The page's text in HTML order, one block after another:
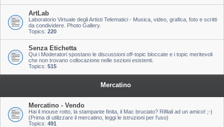
ArtLab
Laboratorio Virtuale degli Artisti Telematici - Musica, video, grafica, foto e scritti
da condividere. Photo Gallery.
Topics: 220
Senza Etichetta
Qui i Moderatori spostano le discussioni off-topic bloccate e i topic meritevoli
che non trovano collocazione nelle sezioni esistenti.
Topics: 515
Mercatino
Mercatino - Vendo
Hai il mouse rotto, la stampante finita, il Mac bruciato? Rifilali ad un amico! ;-)
(Prima di utilizzare il mercatino, leggi le istruzioni per l'uso)
Topics: 491